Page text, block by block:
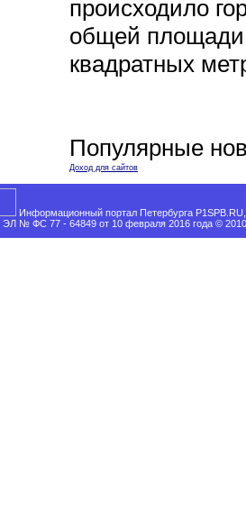
происходило
общей площади
квадратных
Популярные
Доход для сайтов
Информационный портал Петербурга
ЭЛ № ФС 77 - 64849 от 10 февраля 2016 года ©